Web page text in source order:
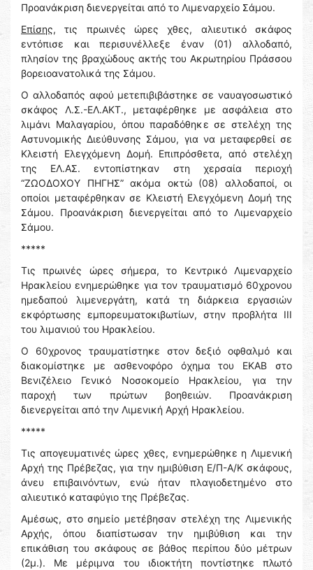
Προανάκριση διενεργείται από το Λιμεναρχείο Σάμου.
Επίσης, τις πρωινές ώρες χθες, αλιευτικό σκάφος
εντόπισε και περισυνέλλεξε έναν (01) αλλοδαπό,
πλησίον της βραχώδους ακτής του Ακρωτηρίου Πράσσου
βορειοανατολικά της Σάμου.
Ο αλλοδαπός αφού μετεπιβιβάστηκε σε ναυαγοσωστικό
σκάφος Λ.Σ.-ΕΛ.ΑΚΤ., μεταφέρθηκε με ασφάλεια στο
λιμάνι Μαλαγαρίου, όπου παραδόθηκε σε στελέχη της
Αστυνομικής Διεύθυνσης Σάμου, για να μεταφερθεί σε
Κλειστή Ελεγχόμενη Δομή. Επιπρόσθετα, από στελέχη
της ΕΛ.ΑΣ. εντοπίστηκαν στη χερσαία περιοχή
“ΖΩΟΔΟΧΟΥ ΠΗΓΗΣ” ακόμα οκτώ (08) αλλοδαποί, οι
οποίοι μεταφέρθηκαν σε Κλειστή Ελεγχόμενη Δομή της
Σάμου. Προανάκριση διενεργείται από το Λιμεναρχείο
Σάμου.
*****
Τις πρωινές ώρες σήμερα, το Κεντρικό Λιμεναρχείο
Ηρακλείου ενημερώθηκε για τον τραυματισμό 60χρονου
ημεδαπού λιμενεργάτη, κατά τη διάρκεια εργασιών
εκφόρτωσης εμπορευματοκιβωτίων, στην προβλήτα ΙΙΙ
του λιμανιού του Ηρακλείου.
Ο 60χρονος τραυματίστηκε στον δεξιό οφθαλμό και
διακομίστηκε με ασθενοφόρο όχημα του ΕΚΑΒ στο
Βενιζέλειο Γενικό Νοσοκομείο Ηρακλείου, για την
παροχή των πρώτων βοηθειών. Προανάκριση
διενεργείται από την Λιμενική Αρχή Ηρακλείου.
*****
Τις απογευματινές ώρες χθες, ενημερώθηκε η Λιμενική
Αρχή της Πρέβεζας, για την ημιβύθιση Ε/Π-Α/Κ σκάφους,
άνευ επιβαινόντων, ενώ ήταν πλαγιοδετημένο στο
αλιευτικό καταφύγιο της Πρέβεζας.
Αμέσως, στο σημείο μετέβησαν στελέχη της Λιμενικής
Αρχής, όπου διαπίστωσαν την ημιβύθιση και την
επικάθιση του σκάφους σε βάθος περίπου δύο μέτρων
(2μ.). Με μέριμνα του ιδιοκτήτη ποντίστηκε πλωτό